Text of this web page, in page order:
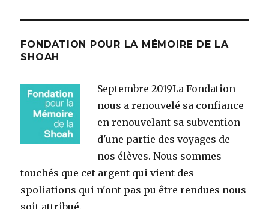
FONDATION POUR LA MÉMOIRE DE LA
SHOAH
Septembre 2019La Fondation
nous a renouvelé sa confiance
en renouvelant sa subvention
d'une partie des voyages de
nos élèves. Nous sommes
touchés que cet argent qui vient des
spoliations qui n'ont pas pu être rendues nous